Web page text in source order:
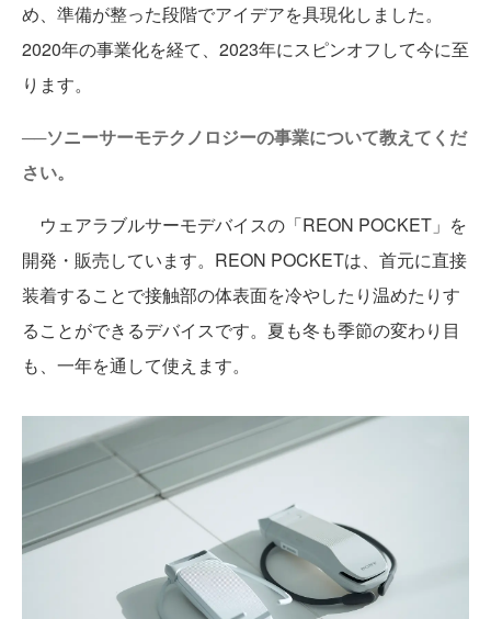
め、準備が整った段階でアイデアを具現化しました。
2020年の事業化を経て、2023年にスピンオフして今に至
ります。
──ソニーサーモテクノロジーの事業について教えてくだ
さい。
ウェアラブルサーモデバイスの「REON POCKET」を
開発・販売しています。REON POCKETは、首元に直接
装着することで接触部の体表面を冷やしたり温めたりす
ることができるデバイスです。夏も冬も季節の変わり目
も、一年を通して使えます。